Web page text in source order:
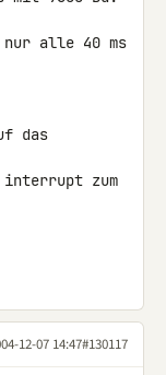
nur alle 40 ms
das
interrupt zum
12-07 14:47#130117